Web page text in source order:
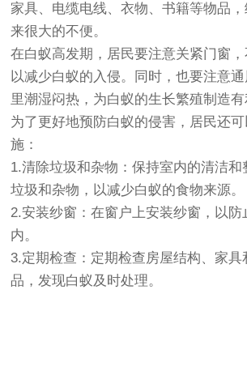
家具、电缆电线、衣物、书籍等物品
来很大的不便。
在白蚁高发期，居民要注意关紧门窗，
以减少白蚁的入侵。同时，也要注意
里潮湿闷热，为白蚁的生长繁殖制造有
为了更好地预防白蚁的侵害，居民还
施：
1.清除垃圾和杂物：保持室内的清洁和
垃圾和杂物，以减少白蚁的食物来源。
2.安装纱窗：在窗户上安装纱窗，以防
内。
3.定期检查：定期检查房屋结构、家具
品，发现白蚁及时处理。